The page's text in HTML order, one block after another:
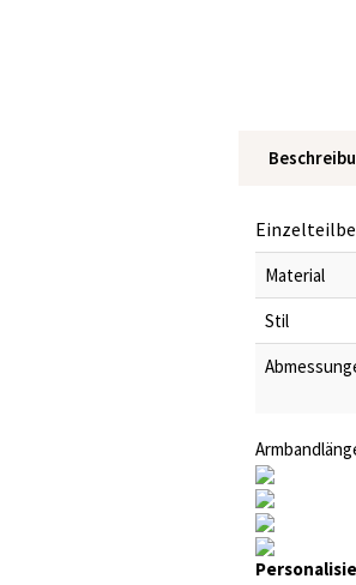
Material
Stil